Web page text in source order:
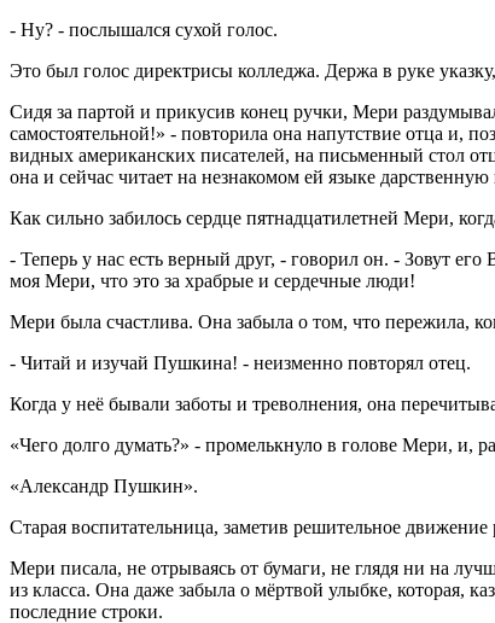
- Ну? - послышался сухой голос.
Это был голос директрисы колледжа. Держа в руке
Сидя за партой и прикусив конец ручки, Мери
самостоятельной!» - повторила она напутствие отца и,
видных американских писателей, на письменный стол
она и сейчас читает на незнакомом ей языке
Как сильно забилось сердце пятнадцатилетней Мери,
- Теперь у нас есть верный друг, - говорил он. - Зовут
моя Мери, что это за храбрые и сердечные люди!
Мери была счастлива. Она забыла о том, что пережила,
- Читай и изучай Пушкина! - неизменно повторял отец.
Когда у неё бывали заботы и треволнения, она
«Чего долго думать?» - промелькнуло в голове Мери, и,
«Александр Пушкин».
Старая воспитательница, заметив решительное
Мери писала, не отрываясь от бумаги, не глядя ни на
из класса. Она даже забыла о мёртвой улыбке, которая,
последние строки.